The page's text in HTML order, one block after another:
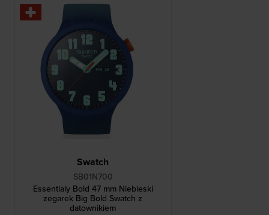
Swatch
SB01N700
Essentialy Bold 47 mm Niebieski
zegarek Big Bold Swatch z
datownikiem